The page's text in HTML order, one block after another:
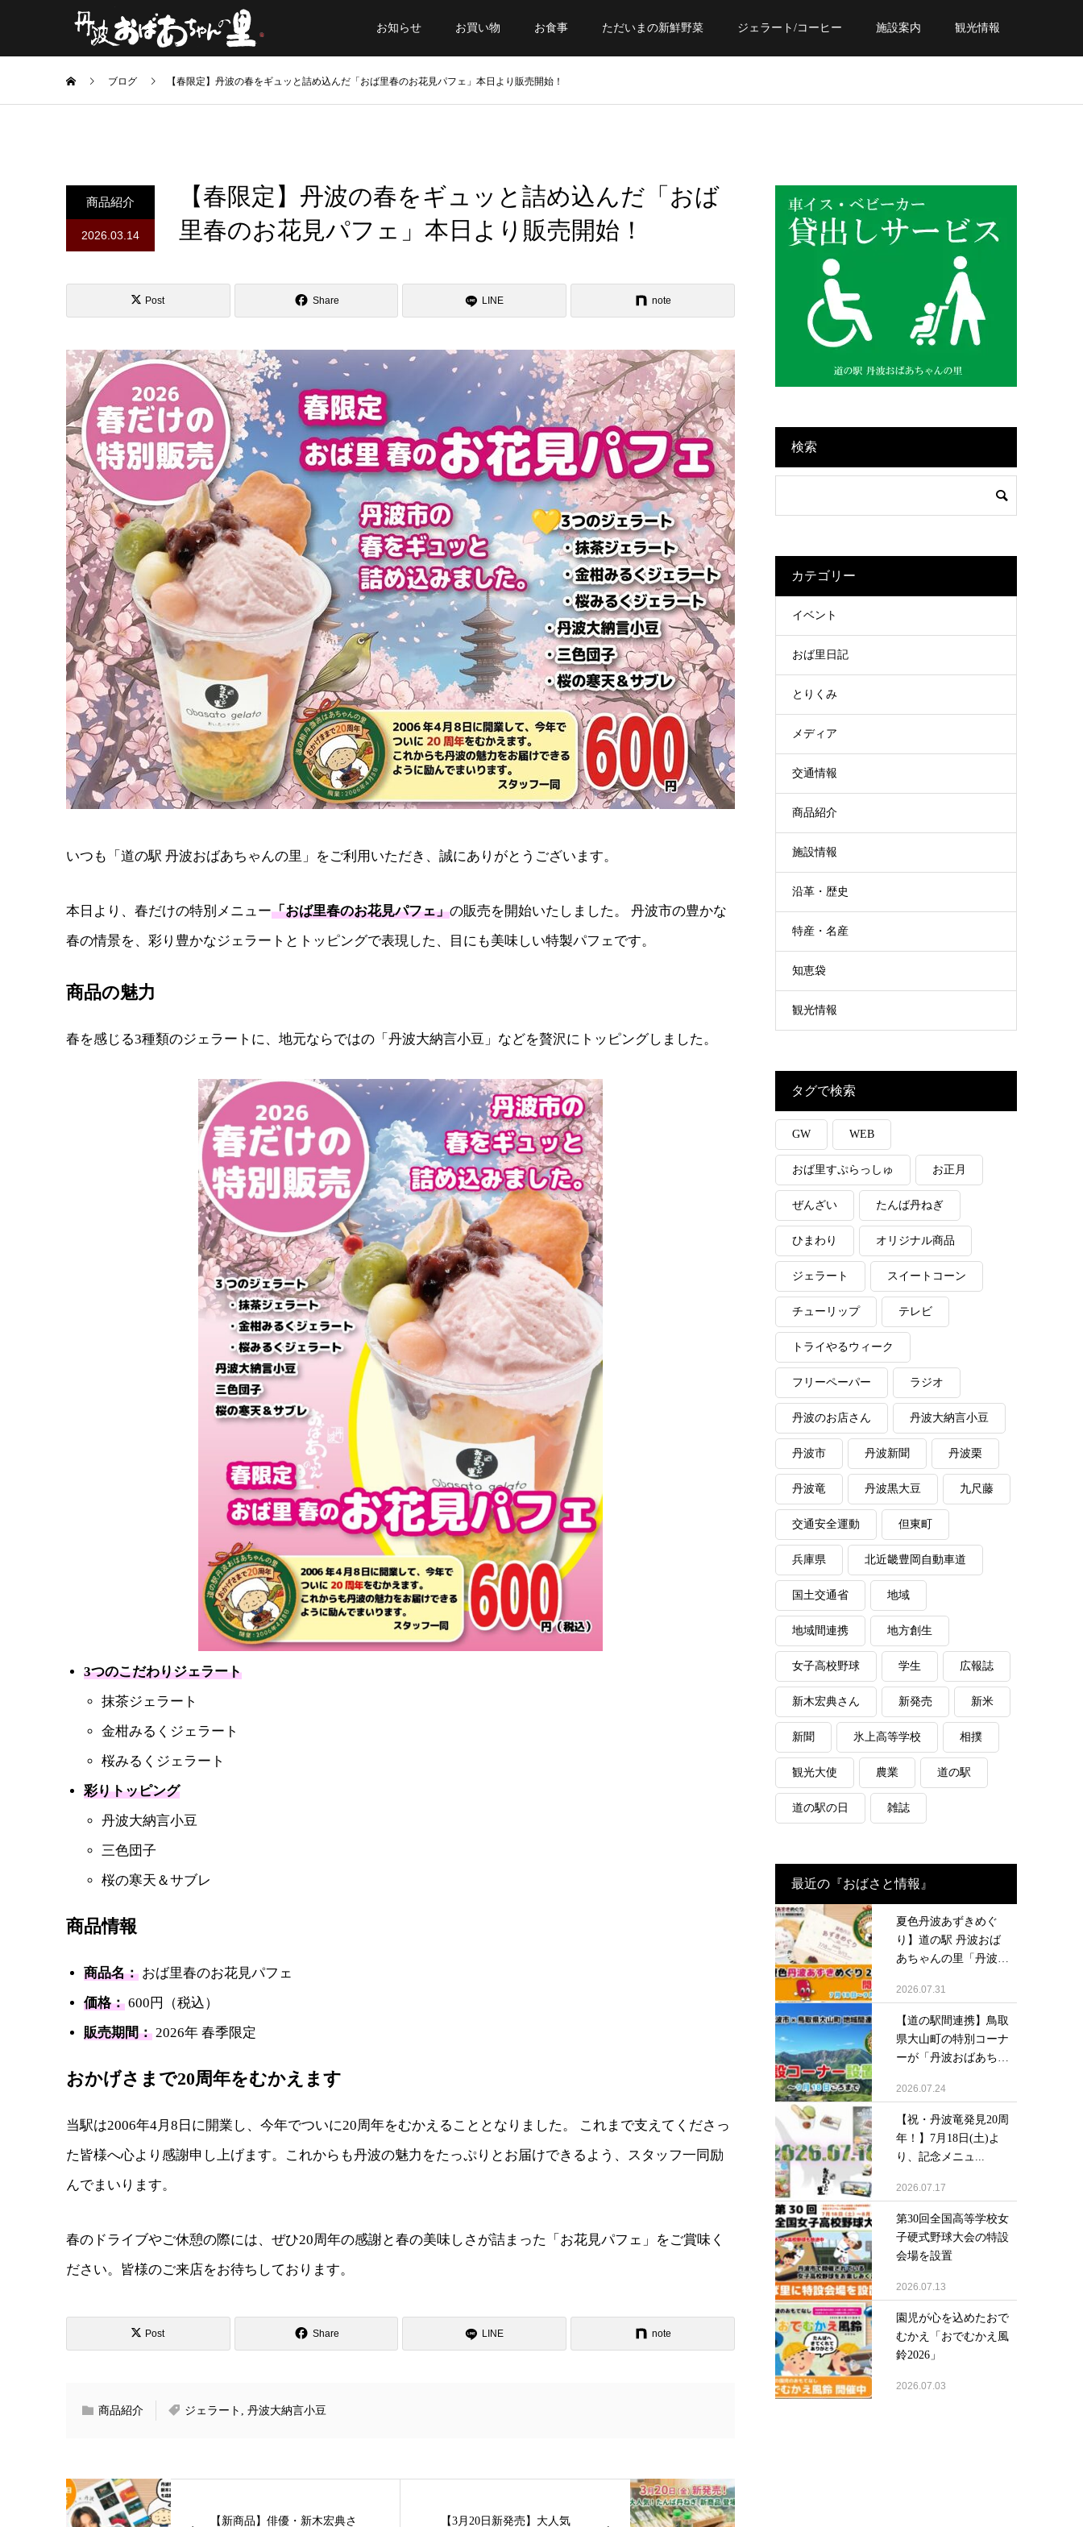
お知らせ お買い物 お食事 ただいまの新鮮野菜 ジェラート/コーヒー 施設案内 観光情報
ブログ 【春限定】丹波の春をギュッと詰め込んだ「おば里春のお花見パフェ」本日より販売開始！
商品紹介
2026.03.14
【春限定】丹波の春をギュッと詰め込んだ「おば
里春のお花見パフェ」本日より販売開始！
Post Share LINE note
いつも「道の駅 丹波おばあちゃんの里」をご利用いただき、誠にありがとうございます。
本日より、春だけの特別メニュー「おば里春のお花見パフェ」の販売を開始いたしました。 丹波市の豊かな
春の情景を、彩り豊かなジェラートとトッピングで表現した、目にも美味しい特製パフェです。
商品の魅力
春を感じる3種類のジェラートに、地元ならではの「丹波大納言小豆」などを贅沢にトッピングしました。
3つのこだわりジェラート
抹茶ジェラート
金柑みるくジェラート
桜みるくジェラート
彩りトッピング
丹波大納言小豆
三色団子
桜の寒天＆サブレ
商品情報
商品名： おば里春のお花見パフェ
価格： 600円（税込）
販売期間： 2026年 春季限定
おかげさまで20周年をむかえます
当駅は2006年4月8日に開業し、今年でついに20周年をむかえることとなりました。 これまで支えてくださっ
た皆様へ心より感謝申し上げます。これからも丹波の魅力をたっぷりとお届けできるよう、スタッフ一同励
んでまいります。
春のドライブやご休憩の際には、ぜひ20周年の感謝と春の美味しさが詰まった「お花見パフェ」をご賞味く
ださい。皆様のご来店をお待ちしております。
Post Share LINE note
商品紹介 ジェラート , 丹波大納言小豆
【新商品】俳優・新木宏典さ 【3月20日新発売】大人気
検索
カテゴリー
イベント
おば里日記
とりくみ
メディア
交通情報
商品紹介
施設情報
沿革・歴史
特産・名産
知恵袋
観光情報
タグで検索
GW WEB
おば里すぷらっしゅ お正月
ぜんざい たんば丹ねぎ
ひまわり オリジナル商品
ジェラート スイートコーン
チューリップ テレビ
トライやるウィーク
フリーペーパー ラジオ
丹波のお店さん 丹波大納言小豆
丹波市 丹波新聞 丹波栗
丹波竜 丹波黒大豆 九尺藤
交通安全運動 但東町
兵庫県 北近畿豊岡自動車道
国土交通省 地域
地域間連携 地方創生
女子高校野球 学生 広報誌
新木宏典さん 新発売 新米
新聞 氷上高等学校 相撲
観光大使 農業 道の駅
道の駅の日 雑誌
最近の『おばさと情報』
夏色丹波あずきめぐ
り】道の駅 丹波おば
あちゃんの里「丹波大
2026.07.31
【道の駅間連携】鳥取
県大山町の特別コーナ
ーが「丹波おばあち
2026.07.24
【祝・丹波竜発見20周
年！】7月18日(土)よ
り、記念メニュ...
2026.07.17
第30回全国高等学校女
子硬式野球大会の特設
会場を設置
2026.07.13
園児が心を込めたおで
むかえ「おでむかえ風
鈴2026」
2026.07.03